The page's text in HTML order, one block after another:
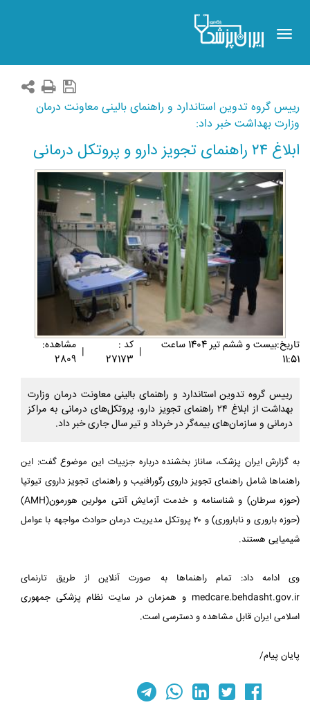
Toggle
navigation
رییس گروه تدوین استاندارد و راهنمای بالینی معاونت درمان
وزارت بهداشت خبر داد:
ابلاغ ۲۴ راهنمای تجویز دارو و پروتکل درمانی
تاريخ:بيست و ششم تير 1404 ساعت
11:51
| کد :
27173
| مشاهده:
2809
رییس گروه تدوین استاندارد و راهنمای بالینی معاونت درمان وزارت
بهداشت از ابلاغ ۲۴ راهنمای تجویز دارو، پروتکل‌های درمانی به مراکز
درمانی و سازمان‌های بیمه‌گر در خرداد و تیر سال جاری خبر داد.
به گزارش ایران پزشک، ساناز بخشنده درباره جزییات این موضوع گفت: این
راهنماها شامل راهنمای تجویز داروی رگورافنیب و راهنمای تجویز داروی تیوتپا
(حوزه سرطان) و شناسنامه و خدمت آزمایش آنتی مولرین هورمون(AMH)
(حوزه باروری و ناباروری) و ۲۰ پروتکل مدیریت درمان حوادث مواجهه با عوامل
شیمیایی هستند.
وی ادامه داد: تمام راهنماها به صورت آنلاین از طریق تارنمای
medcare.behdasht.gov.ir و همزمان در سایت نظام پزشکی جمهوری
اسلامی ایران قابل مشاهده و دسترسی است.
پایان پیام/